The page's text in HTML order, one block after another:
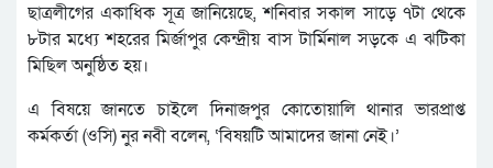
ছাত্রলীগের একাধিক সূত্র জানিয়েছে, শনিবার সকাল সাড়ে ৭টা থেকে
৮টার মধ্যে শহরের মির্জাপুর কেন্দ্রীয় বাস টার্মিনাল সড়কে এ ঝটিকা
মিছিল অনুষ্ঠিত হয়।
এ বিষয়ে জানতে চাইলে দিনাজপুর কোতোয়ালি থানার ভারপ্রাপ্ত
কর্মকর্তা (ওসি) নুর নবী বলেন, ‘বিষয়টি আমাদের জানা নেই।’